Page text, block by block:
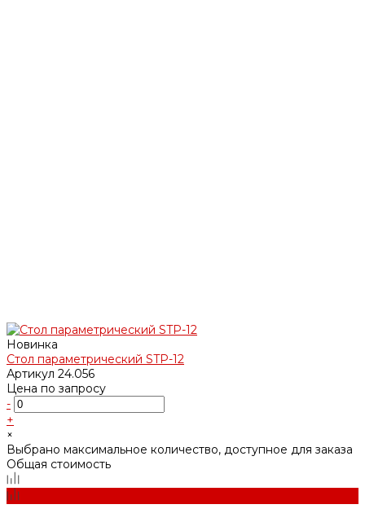
Новинка
Стол параметрический STP-12
Артикул 24.056
Цена по запросу
-
+
×
Выбрано максимальное количество, доступное для заказа
Общая стоимость